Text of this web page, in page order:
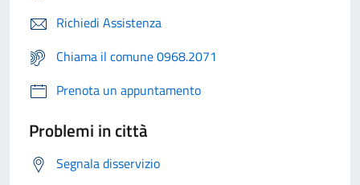
Richiedi Assistenza
Chiama il comune 0968.2071
Prenota un appuntamento
Problemi in città
Segnala disservizio